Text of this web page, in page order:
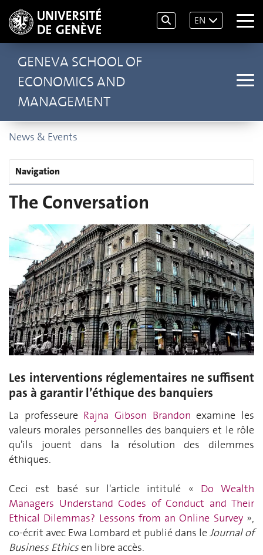
EN
GENEVA SCHOOL OF
ECONOMICS AND
MANAGEMENT
News & Events
Navigation
The Conversation
Les interventions réglementaires ne suffisent
pas à garantir l’éthique des banquiers
La professeure Rajna Gibson Brandon examine les
valeurs morales personnelles des banquiers et le rôle
qu'ils jouent dans la résolution des dilemmes
éthiques.
Ceci est basé sur l'article intitulé « Do Wealth
Managers Understand Codes of Conduct and Their
Ethical Dilemmas? Lessons from an Online Survey»,
co-écrit avec Ewa Lombard et publié dans leJournal of
Business Ethicsen libre accès.